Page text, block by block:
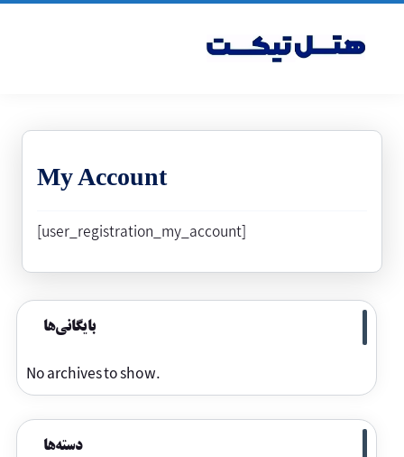
My Account
[user_registration_my_account]
بایگانی‌ها
No archives to show.
دسته‌ها